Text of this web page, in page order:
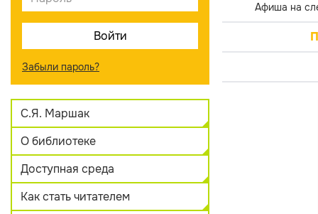
Забыли пароль?
С.Я. Маршак
О библиотеке
Доступная среда
Как стать читателем
Афиша на